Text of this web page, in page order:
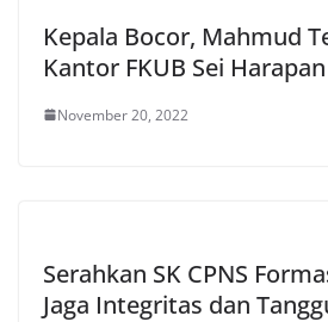
Kepala Bocor, Mahmud
Kantor FKUB Sei
November 20, 2022
Serahkan SK CPNS
Jaga Integritas dan